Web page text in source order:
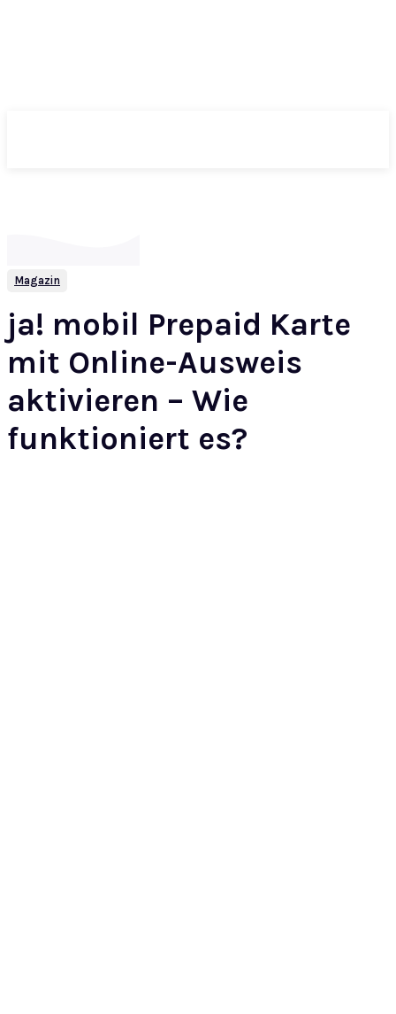
Magazin
ja! mobil Prepaid Karte
mit Online-Ausweis
aktivieren – Wie
funktioniert es?